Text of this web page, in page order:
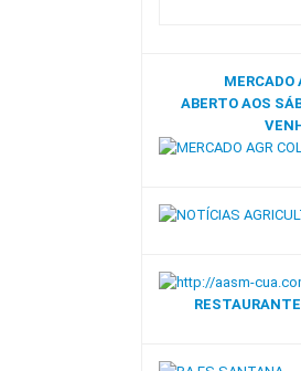
MERCADO
ABERTO AOS